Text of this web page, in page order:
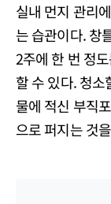
실내 먼지 관리
는 습관이다. 창
2주에 한 번 정
할 수 있다. 청소
물에 적신 부직
으로 퍼지는 것